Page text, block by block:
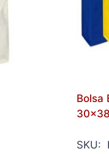
Bolsa
SKU: